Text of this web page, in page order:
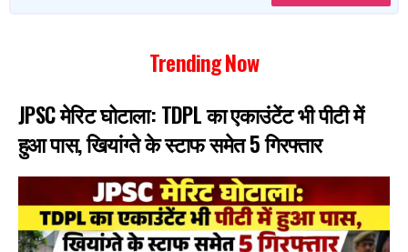
Trending Now
JPSC मेरिट घोटाला: TDPL का एकाउंटेंट भी पीटी में
हुआ पास, खियांग्ते के स्टाफ समेत 5 गिरफ्तार